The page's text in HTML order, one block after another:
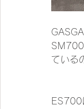
SM700
ている
ES700